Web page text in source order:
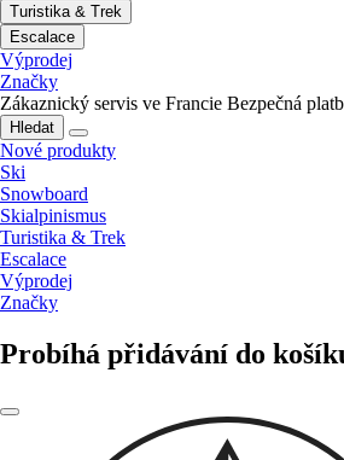
Turistika & Trek
Escalace
Výprodej
Značky
Zákaznický servis ve Francie Bezpečná
Hledat
Nové produkty
Ski
Snowboard
Skialpinismus
Turistika & Trek
Escalace
Výprodej
Značky
Probíhá přidávání do